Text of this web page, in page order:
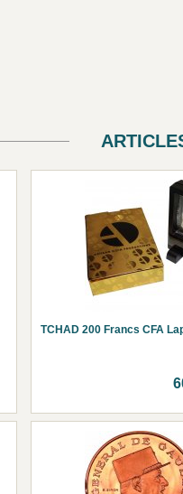
TCHAD 200 Francs CFA